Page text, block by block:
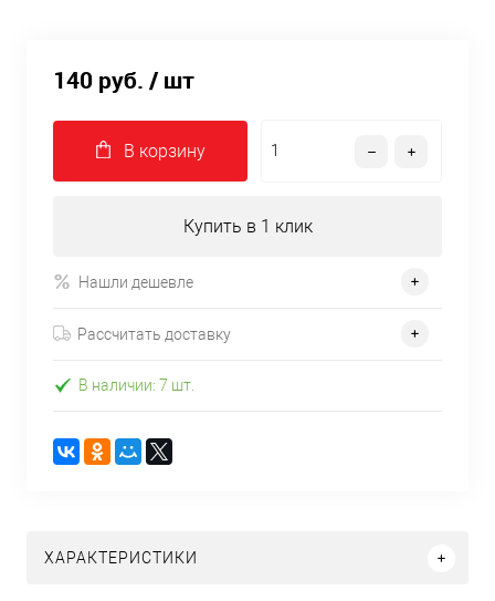
140 руб. / шт
В корзину
Купить в 1 клик
Нашли дешевле
Рассчитать доставку
В наличии: 7 шт.
ХАРАКТЕРИСТИКИ